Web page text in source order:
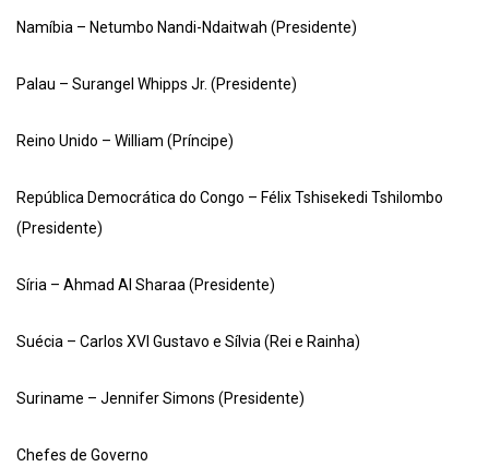
Namíbia – Netumbo Nandi-Ndaitwah (Presidente)
Palau – Surangel Whipps Jr. (Presidente)
Reino Unido – William (Príncipe)
República Democrática do Congo – Félix Tshisekedi Tshilombo
(Presidente)
Síria – Ahmad Al Sharaa (Presidente)
Suécia – Carlos XVI Gustavo e Sílvia (Rei e Rainha)
Suriname – Jennifer Simons (Presidente)
Chefes de Governo